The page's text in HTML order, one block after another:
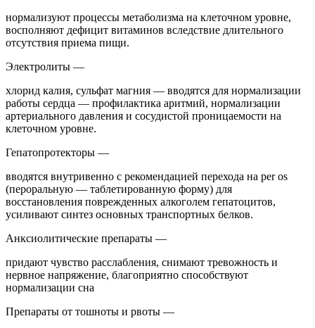
нормализуют процессы метаболизма на клеточном уровне,
восполняют дефицит витаминов вследствие длительного
отсутствия приема пищи.
Электролиты —
хлорид калия, сульфат магния — вводятся для нормализации
работы сердца — профилактика аритмий, нормализации
артериального давления и сосудистой проницаемости на
клеточном уровне.
Гепатопротекторы —
вводятся внутривенно с рекомендацией перехода на per os
(пероральную — таблетированную форму) для
восстановления поврежденных алкоголем гепатоцитов,
усиливают синтез основных транспортных белков.
Анксиолитические препараты —
придают чувство расслабления, снимают тревожность и
нервное напряжение, благоприятно способствуют
нормализации сна
Препараты от тошноты и рвоты —